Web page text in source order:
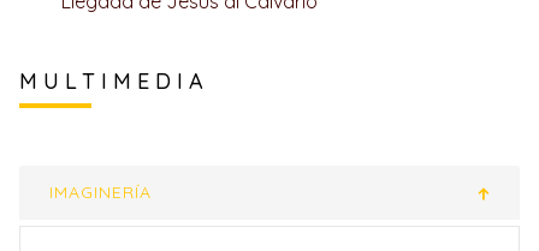
MULTIMEDIA
IMAGINERÍA